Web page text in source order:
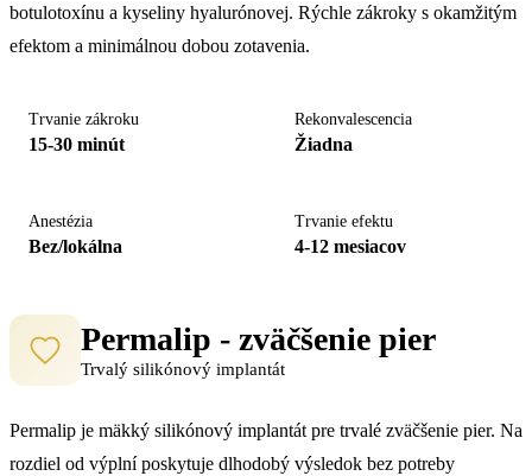
botulotoxínu a kyseliny hyalurónovej. Rýchle zákroky s okamžitým
efektom a minimálnou dobou zotavenia.
Trvanie zákroku
15-30 minút
Rekonvalescencia
Žiadna
Anestézia
Bez/lokálna
Trvanie efektu
4-12 mesiacov
Permalip - zväčšenie pier
Trvalý silikónový implantát
Permalip je mäkký silikónový implantát pre trvalé zväčšenie pier. Na
rozdiel od výplní poskytuje dlhodobý výsledok bez potreby